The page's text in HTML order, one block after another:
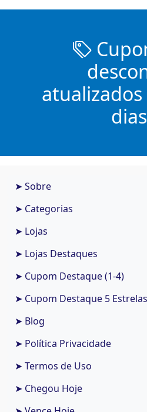
➤ Sobre
➤ Categorias
➤ Lojas
➤ Lojas Destaques
➤ Cupom Destaque (1-4)
➤ Cupom Destaque 5 Estrelas
➤ Blog
➤ Política Privacidade
➤ Termos de Uso
➤ Chegou Hoje